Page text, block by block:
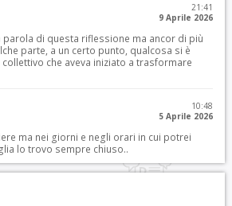
21:41
9 Aprile 2026
di questa riflessione ma ancor di più
parte, a un certo punto, qualcosa si è
che aveva iniziato a trasformare
10:48
5 Aprile 2026
ma nei giorni e negli orari in cui potrei
lo trovo sempre chiuso..